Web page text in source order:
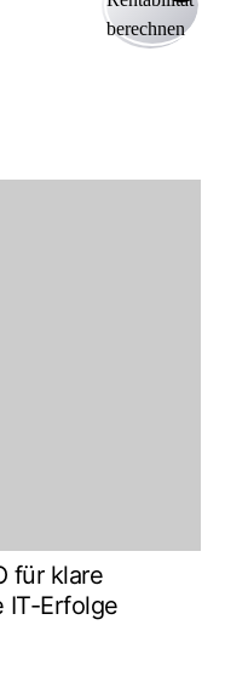
für klare
IT-Erfolge